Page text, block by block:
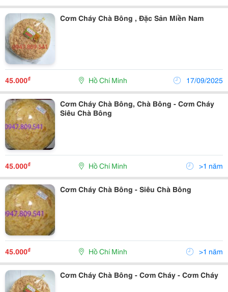
Cơm Cháy Chà Bông , Đặc Sản Miền Nam
45.000₫ Hồ Chí Minh 17/09/2025
Cơm Cháy Chà Bông, Chà Bông - Cơm Cháy
Siêu Chà Bông
45.000₫ Hồ Chí Minh >1 năm
Cơm Cháy Chà Bông - Siêu Chà Bông
45.000₫ Hồ Chí Minh >1 năm
Cơm Cháy Chà Bông - Cơm Cháy - Cơm Cháy